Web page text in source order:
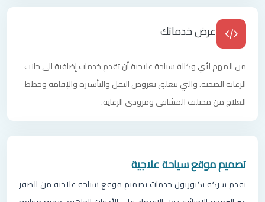
عرض خدماتك
من المهم لأي وكالة سياحة علاجية أن تقدم خدمات إضافية الى جانب
الرعاية الصحية. والتي تتعلق بعروض النقل والتأشيرة والإقامة وخطط
العلاج من مختلف المشافي ومزودي الرعاية.
تصميم موقع سياحة علاجية
تقدم شركة تكنوريون خدمات تصميم موقع سياحة علاجية من الصفر